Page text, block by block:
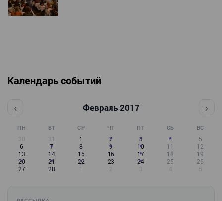
Календарь событий
‹ Февраль 2017 ›
ПН ВТ СР ЧТ ПТ СБ ВС
30 31 1 2 3 4
5
6
7 8 9 10 11
12
13
14 15 16 17 18
19
20
21 22 23 24 25
26
27
28 1 2 3 4 5